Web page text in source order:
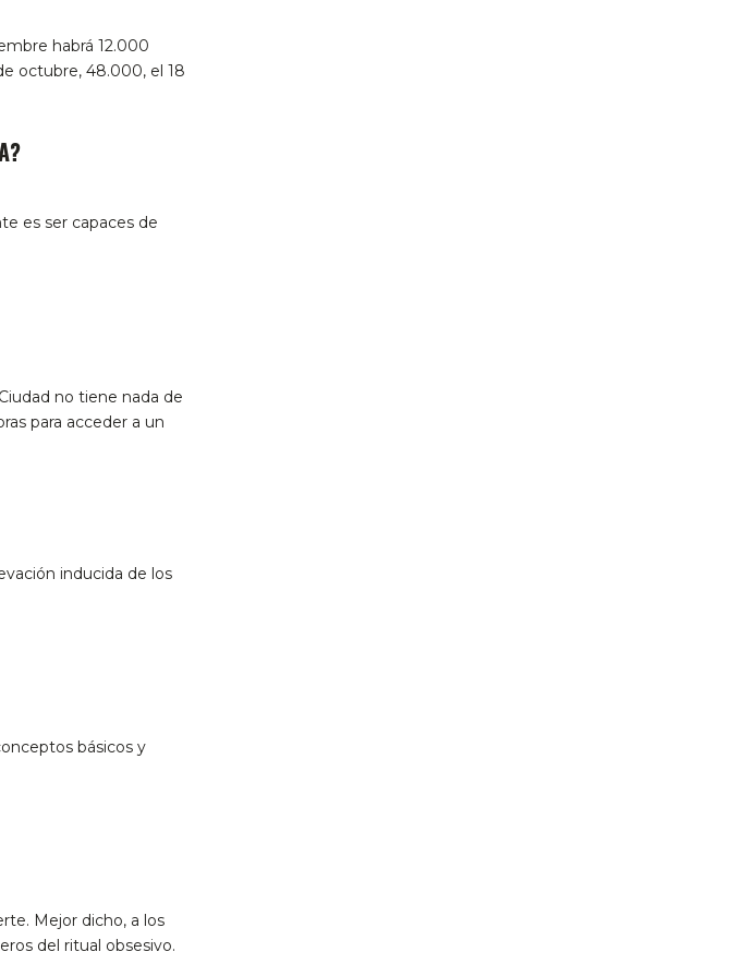
habrá 12.000
octubre, 48.000, el 18
es ser capaces de
no tiene nada de
para acceder a un
inducida de los
básicos y
Mejor dicho, a los
del ritual obsesivo.